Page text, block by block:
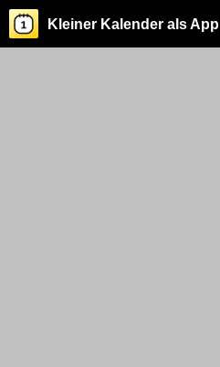
Kleiner Kalender als App